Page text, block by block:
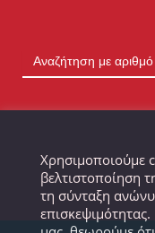
Χρησιμοποιούμε
βελτιστοποίηση
τη σύνταξη